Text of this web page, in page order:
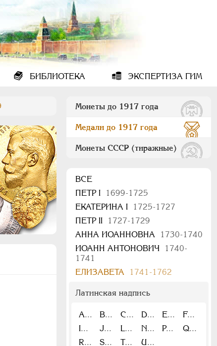
БИБЛИОТЕКА ЭКСПЕРТИЗА ГИМ
Монеты до 1917 года
Медали до 1917 года
Монеты СССР (тиражные)
ВСЕ
ПEТР I
1699-1725
ЕКАТЕРИНА I
1725-1727
ПЕТР II
1727-1729
АННА ИОАННОВНА
1730-1740
ИОАНН АНТОНОВИЧ
1740-
1741
ЕЛИЗАВЕТА
1741-1762
Латинская надпись
A B C D E
F
I
J L N P
Q
R
S T U